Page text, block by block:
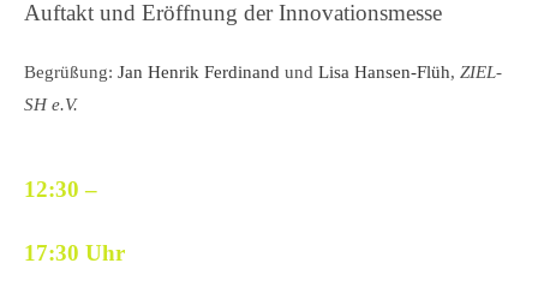
Auftakt und Eröffnung der Innovationsmesse
Begrüßung: Jan Henrik Ferdinand und Lisa Hansen-Flüh, ZIEL-
SH e.V.
12:30 –
17:30 Uhr